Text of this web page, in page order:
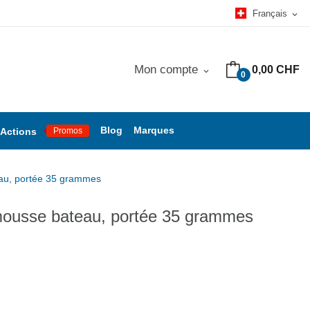
Français expand_more
0 0,00 CHF
Mon compte expand_more
Actions Promos Blog Marques
portée 35 grammes
bateau, portée 35 grammes